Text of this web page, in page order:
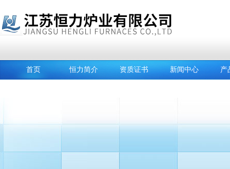
首页 恒力简介 资质证书 新闻中心 产